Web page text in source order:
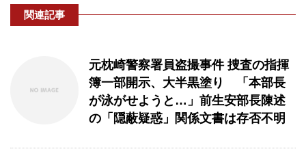
関連記事
元枕崎警察署員盗撮事件 捜査の指揮
簿一部開示、大半黒塗り 「本部長
が泳がせようと…」前生安部長陳述
の「隠蔽疑惑」関係文書は存否不明